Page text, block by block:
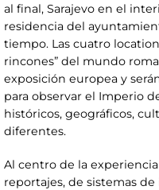
al final, Sarajevo en el
residencia del
tiempo. Las cuatro
rincones” del mundo
exposición europea y
para observar el Imperio
históricos, geográficos,
diferentes.
Al centro de la
reportajes, de sistemas